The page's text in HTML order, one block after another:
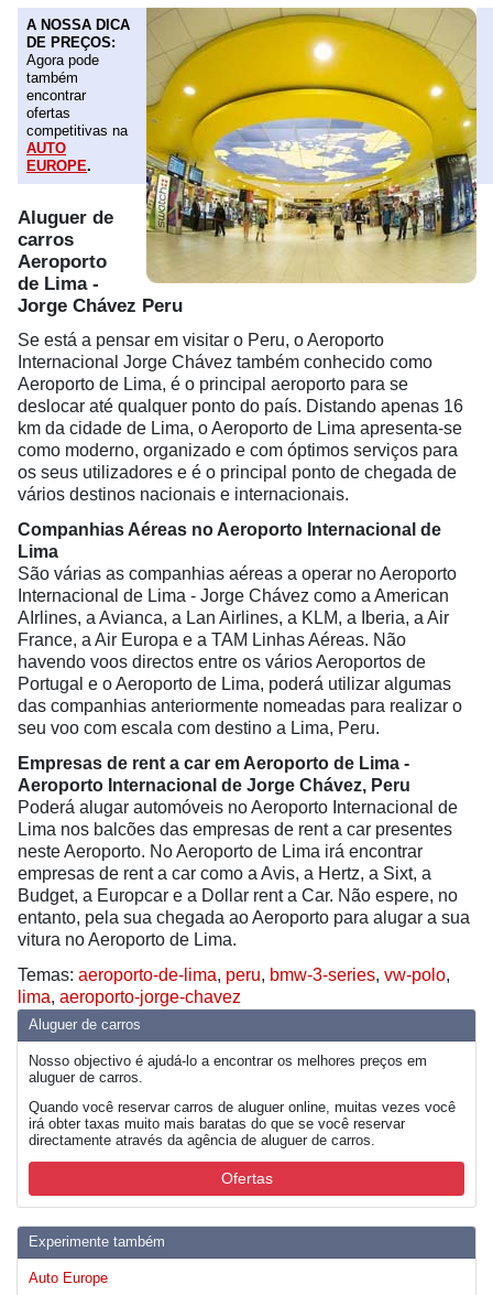
Aluguer de carros
Nosso objectivo é ajudá-lo a encontrar os melhores preços em
aluguer de carros.
Quando você reservar carros de aluguer online, muitas vezes você
irá obter taxas muito mais baratas do que se você reservar
directamente através da agência de aluguer de carros.
Ofertas
Experimente também
Auto Europe
A NOSSA DICA
DE PREÇOS:
Agora pode
também
encontrar
ofertas
competitivas na
AUTO
EUROPE.
Aluguer de
carros
Aeroporto
de Lima -
Jorge Chávez Peru
Se está a pensar em visitar o Peru, o Aeroporto
Internacional Jorge Chávez também conhecido como
Aeroporto de Lima, é o principal aeroporto para se
deslocar até qualquer ponto do país. Distando apenas 16
km da cidade de Lima, o Aeroporto de Lima apresenta-se
como moderno, organizado e com óptimos serviços para
os seus utilizadores e é o principal ponto de chegada de
vários destinos nacionais e internacionais.
Companhias Aéreas no Aeroporto Internacional de
Lima
São várias as companhias aéreas a operar no Aeroporto
Internacional de Lima - Jorge Chávez como a American
AIrlines, a Avianca, a Lan Airlines, a KLM, a Iberia, a Air
France, a Air Europa e a TAM Linhas Aéreas. Não
havendo voos directos entre os vários Aeroportos de
Portugal e o Aeroporto de Lima, poderá utilizar algumas
das companhias anteriormente nomeadas para realizar o
seu voo com escala com destino a Lima, Peru.
Empresas de rent a car em Aeroporto de Lima -
Aeroporto Internacional de Jorge Chávez, Peru
Poderá alugar automóveis no Aeroporto Internacional de
Lima nos balcões das empresas de rent a car presentes
neste Aeroporto. No Aeroporto de Lima irá encontrar
empresas de rent a car como a Avis, a Hertz, a Sixt, a
Budget, a Europcar e a Dollar rent a Car. Não espere, no
entanto, pela sua chegada ao Aeroporto para alugar a sua
vitura no Aeroporto de Lima.
Temas: aeroporto-de-lima, peru, bmw-3-series, vw-polo,
lima, aeroporto-jorge-chavez